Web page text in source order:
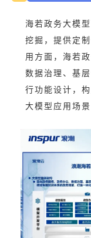
海若政务大模
挖掘，提供定
用方面，海若
数据治理、基
行功能设计，
大模型应用场